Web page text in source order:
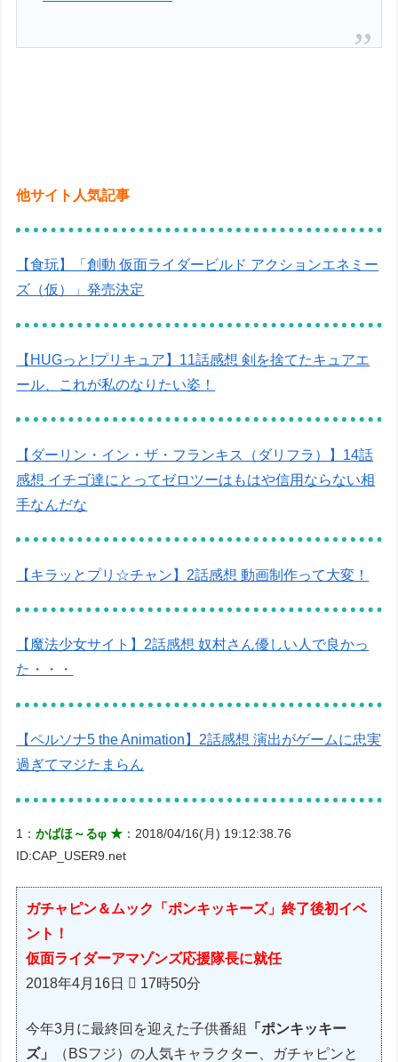
他サイト人気記事
【食玩】「創動 仮面ライダービルド アクションエネミー
ズ（仮）」発売決定
【HUGっと!プリキュア】11話感想 剣を捨てたキュアエ
ール、これが私のなりたい姿！
【ダーリン・イン・ザ・フランキス（ダリフラ）】14話
感想 イチゴ達にとってゼロツーはもはや信用ならない相
手なんだな
【キラッとプリ☆チャン】2話感想 動画制作って大変！
【魔法少女サイト】2話感想 奴村さん優しい人で良かっ
た・・・
【ペルソナ5 the Animation】2話感想 演出がゲームに忠実
過ぎてマジたまらん
1：かばほ～るφ ★ ：2018/04/16(月) 19:12:38.76
ID:CAP_USER9.net
ガチャピン＆ムック「ポンキッキーズ」終了後初イベ
ント！
仮面ライダーアマゾンズ応援隊長に就任
2018年4月16日  17時50分
今年3月に最終回を迎えた子供番組
「ポンキッキー
ズ」
（BSフジ）の人気キャラクター、ガチャピンと